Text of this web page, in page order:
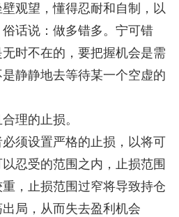
观望，懂得忍耐和自制，以
话说：做多错多。宁可错
时不在的，要把握机会是需
静静地去等待某一个空虚的
理的止损。
须设置严格的止损，以将可
忍受的范围之内，止损范围
，止损范围过窄将导致持仓
局，从而失去盈利机会